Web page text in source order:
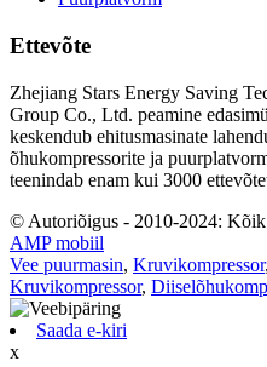
Ettevõte
Zhejiang Stars Energy Saving
Group Co., Ltd. peamine
keskendub ehitusmasinate
õhukompressorite ja
teenindab enam kui 3000
© Autoriõigus - 2010-2024: Kõik
AMP mobiil
Vee puurmasin, Kruvikompressor,
Kruvikompressor,
Saada e-kiri
x